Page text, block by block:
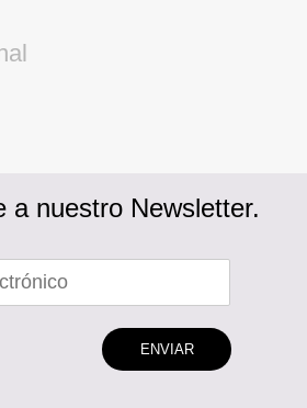
a nuestro Newsletter.
ENVIAR